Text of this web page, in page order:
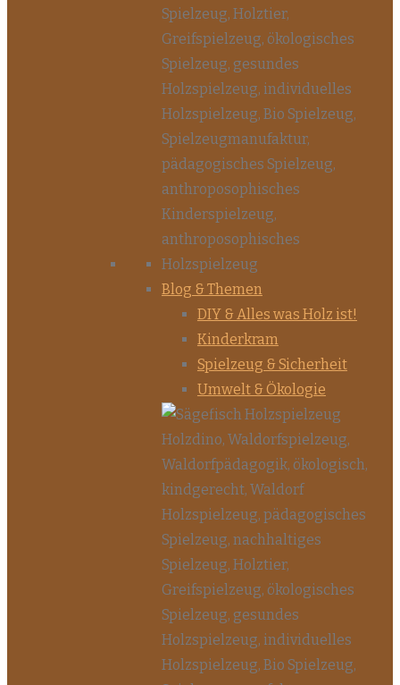
Blog & Themen
DIY & Alles was Holz ist!
Kinderkram
Spielzeug & Sicherheit
Umwelt & Ökologie